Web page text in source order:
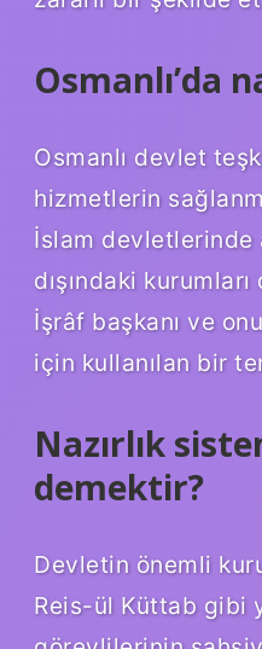
Osmanlı’da
Osmanlı devlet
hizmetlerin
İslam devletlerinde
dışındaki
İşrâf başkanı ve
için kullanılan bir
Nazırlık
demektir?
Devletin önemli
Reis-ül Küttab gibi